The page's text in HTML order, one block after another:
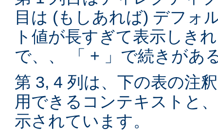
目は (もしあれば) デフォ
ト値が長すぎて表示しき
で、、 「 + 」で続きがあ
第 3, 4 列は、下の表の注
用できるコンテキストと
示されています。